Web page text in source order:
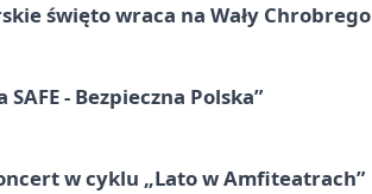
święto wraca na Wały Chrobrego
- Bezpieczna Polska”
w cyklu „Lato w Amfiteatrach”